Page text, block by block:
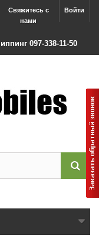
Войти
Свяжитесь с
нами
097-338-11-50